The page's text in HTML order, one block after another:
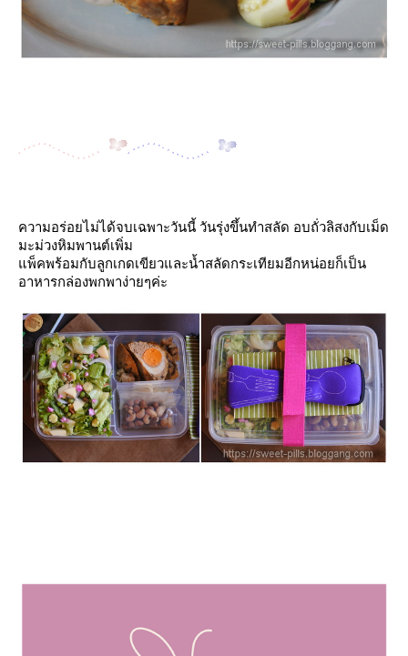
ความอร่อยไม่ได้จบเฉพาะวันนี้ วันรุ่งขึ้นทำสลัด อบถั่วลิสงกับเม็ด
มะม่วงหิมพานต์เพิ่ม
พ็คพร้อมกับลูกเกดเขียวและน้ำสลัดกระเทียมอีกหน่อยก็เป็น
อาหารกล่องพกพาง่ายๆค่ะ